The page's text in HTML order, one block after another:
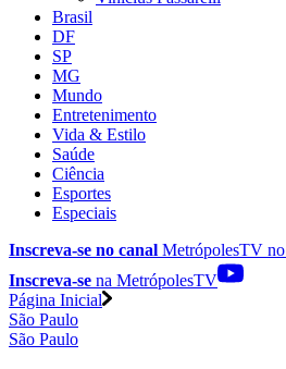
Brasil
DF
SP
MG
Mundo
Entretenimento
Vida & Estilo
Saúde
Ciência
Esportes
Especiais
Inscreva-se no canal MetrópolesTV no
Inscreva-se na MetrópolesTV
Página Inicial
São Paulo
São Paulo